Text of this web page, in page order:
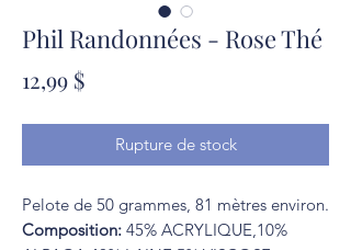
Phil Randonnées - Rose Thé
12,99 $Prix
Rupture de stock
Pelote de 50 grammes, 81 mètres environ.
Composition: 45% ACRYLIQUE,10%